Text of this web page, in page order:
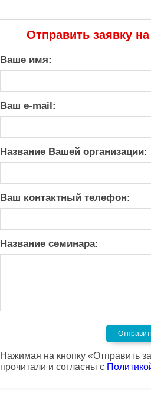
Отправить заявку
Ваше имя:
Ваш e-mail:
Название Вашей организации:
Ваш контактный телефон:
Название семинара:
Нажимая на кнопку «Отправить
прочитали и согласны с